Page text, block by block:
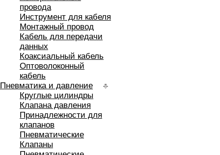
провода
Инструмент для кабеля
Монтажный провод
Кабель для передачи
данных
Коаксиальный кабель
Оптоволоконный
кабель
Пневматика и давление
Круглые цилиндры
Клапана давления
Принадлежности для
клапанов
Пневматические
Клапаны